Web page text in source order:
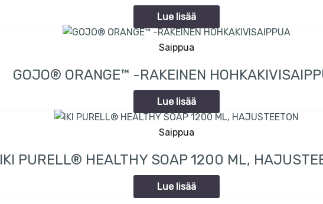
Lue lisää
Saippua
GOJO® ORANGE™ -RAKEINEN
Lue lisää
Saippua
IKI PURELL® HEALTHY SOAP 1200 ML,
Lue lisää